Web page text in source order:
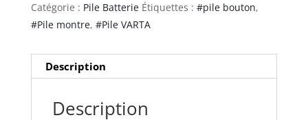
Catégorie : Pile Batterie Étiquettes : #pile bouton,
#Pile montre, #Pile VARTA
Description
Description